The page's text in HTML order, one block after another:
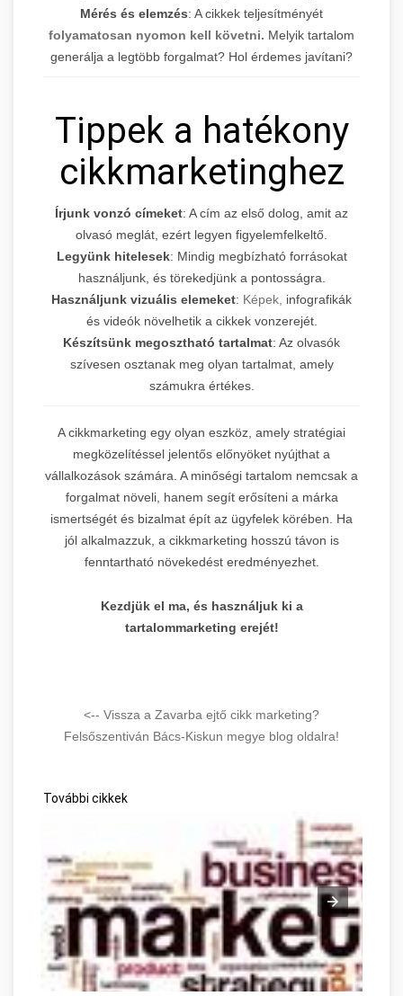
Mérés és elemzés: A cikkek teljesítményét
folyamatosan nyomon kell követni. Melyik tartalom
generálja a legtöbb forgalmat? Hol érdemes javítani?
Tippek a hatékony
cikkmarketinghez
Írjunk vonzó címeket: A cím az első dolog, amit az
olvasó meglát, ezért legyen figyelemfelkeltő.
Legyünk hitelesek: Mindig megbízható forrásokat
használjunk, és törekedjünk a pontosságra.
Használjunk vizuális elemeket: Képek, infografikák
és videók növelhetik a cikkek vonzerejét.
Készítsünk megosztható tartalmat: Az olvasók
szívesen osztanak meg olyan tartalmat, amely
számukra értékes.
A cikkmarketing egy olyan eszköz, amely stratégiai
megközelítéssel jelentős előnyöket nyújthat a
vállalkozások számára. A minőségi tartalom nemcsak a
forgalmat növeli, hanem segít erősíteni a márka
ismertségét és bizalmat épít az ügyfelek körében. Ha
jól alkalmazzuk, a cikkmarketing hosszú távon is
fenntartható növekedést eredményezhet.
Kezdjük el ma, és használjuk ki a
tartalommarketing erejét!
<-- Vissza a Zavarba ejtő cikk marketing?
Felsőszentiván Bács-Kiskun megye blog oldalra!
További cikkek